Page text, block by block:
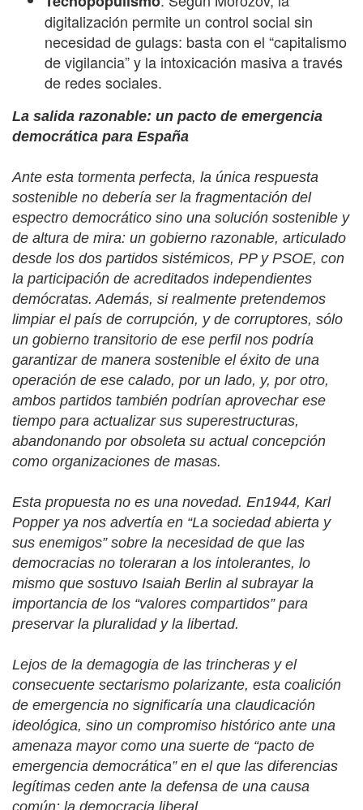
digitalización permite un control social sin
necesidad de gulags: basta con el “capitalismo
de vigilancia” y la intoxicación masiva a través
de redes sociales.
La salida razonable: un pacto de emergencia
democrática para España
Ante esta tormenta perfecta, la única respuesta
sostenible no debería ser la fragmentación del
espectro democrático sino una solución sostenible y
de altura de mira: un gobierno razonable, articulado
desde los dos partidos sistémicos, PP y PSOE, con
la participación de acreditados independientes
demócratas. Además, si realmente pretendemos
limpiar el país de corrupción, y de corruptores, sólo
un gobierno transitorio de ese perfil nos podría
garantizar de manera sostenible el éxito de una
operación de ese calado, por un lado, y, por otro,
ambos partidos también podrían aprovechar ese
tiempo para actualizar sus superestructuras,
abandonando por obsoleta su actual concepción
como organizaciones de masas.
Esta propuesta no es una novedad. En1944, Karl
Popper ya nos advertía en “La sociedad abierta y
sus enemigos” sobre la necesidad de que las
democracias no toleraran a los intolerantes, lo
mismo que sostuvo Isaiah Berlin al subrayar la
importancia de los “valores compartidos” para
preservar la pluralidad y la libertad.
Lejos de la demagogia de las trincheras y el
consecuente sectarismo polarizante, esta coalición
de emergencia no significaría una claudicación
ideológica, sino un compromiso histórico ante una
amenaza mayor como una suerte de “pacto de
emergencia democrática” en el que las diferencias
legítimas ceden ante la defensa de una causa
común: la democracia liberal.